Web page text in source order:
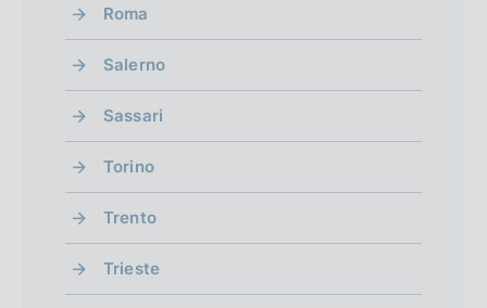
Roma
Salerno
Sassari
Torino
Trento
Trieste